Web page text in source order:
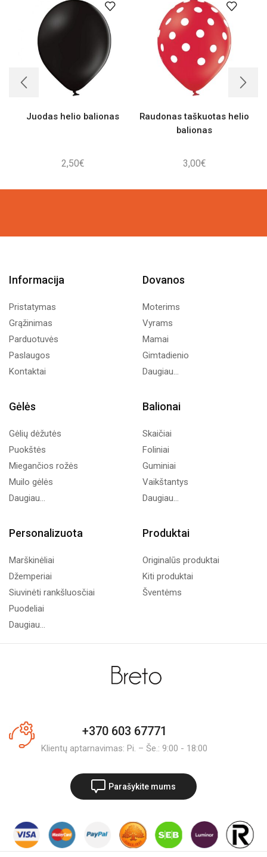
Juodas helio balionas
2,50€
Raudonas taškuotas helio
balionas
3,00€
Informacija
Pristatymas
Grąžinimas
Parduotuvės
Paslaugos
Kontaktai
Dovanos
Moterims
Vyrams
Mamai
Gimtadienio
Daugiau...
Gėlės
Gėlių dėžutės
Puokštės
Miegančios rožės
Muilo gėlės
Daugiau...
Balionai
Skaičiai
Foliniai
Guminiai
Vaikštantys
Daugiau...
Personalizuota
Marškinėliai
Džemperiai
Siuvinėti rankšluosčiai
Puodeliai
Daugiau...
Produktai
Originalūs produktai
Kiti produktai
Šventėms
+370 603 67771
Klientų aptarnavimas: Pi. – Še.: 9:00 - 18:00
Parašykite mums